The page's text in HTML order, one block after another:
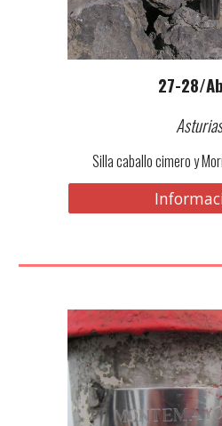
27-28/
Asturias
Silla caballo cimero y